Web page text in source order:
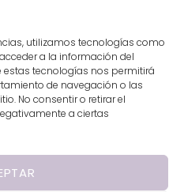
utilizamos tecnologías como
a la información del
tecnologías nos permitirá
de navegación o las
No consentir o retirar el
a ciertas
y Postparto
online
de grasa
deportiva
Info